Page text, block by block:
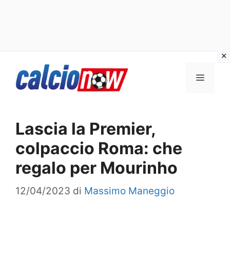
Menu
Lascia la Premier,
colpaccio Roma: che
regalo per Mourinho
12/04/2023 di Massimo Maneggio